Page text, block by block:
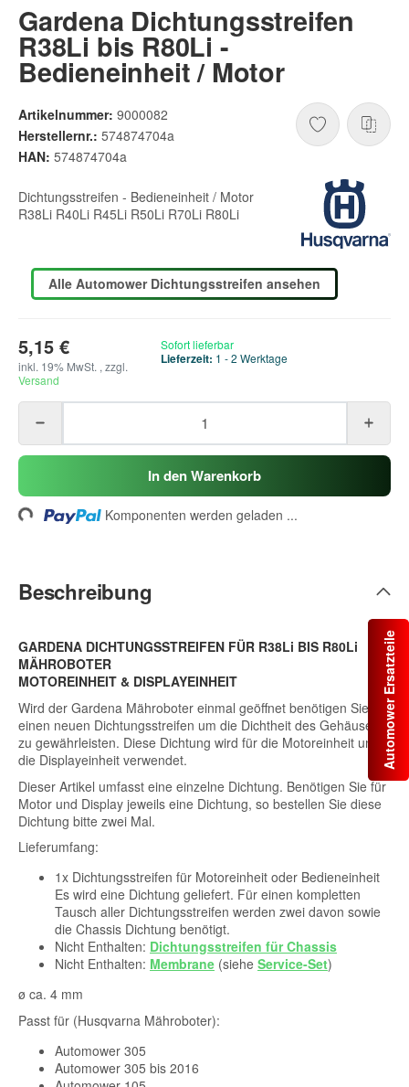
Automower Ersatzteile
Gardena Dichtungsstreifen
R38Li bis R80Li -
Bedieneinheit / Motor
Artikelnummer: 9000082
Herstellernr.: 574874704a
HAN: 574874704a
Dichtungsstreifen - Bedieneinheit / Motor
R38Li R40Li R45Li R50Li R70Li R80Li
Alle Automower Dichtungsstreifen ansehen
5,15 €
inkl. 19% MwSt. , zzgl.
Versand
Sofort lieferbar
Lieferzeit: 1 - 2 Werktage
In den Warenkorb
Komponenten werden geladen ...
Beschreibung
GARDENA DICHTUNGSSTREIFEN FÜR R38Li BIS R80Li
MÄHROBOTER
MOTOREINHEIT & DISPLAYEINHEIT
Wird der Gardena Mähroboter einmal geöffnet benötigen Sie
einen neuen Dichtungsstreifen um die Dichtheit des Gehäuses
zu gewährleisten. Diese Dichtung wird für die Motoreinheit und
die Displayeinheit verwendet.
Dieser Artikel umfasst eine einzelne Dichtung. Benötigen Sie für
Motor und Display jeweils eine Dichtung, so bestellen Sie diese
Dichtung bitte zwei Mal.
Lieferumfang:
1x Dichtungsstreifen für Motoreinheit oder Bedieneinheit
Es wird eine Dichtung geliefert. Für einen kompletten
Tausch aller Dichtungsstreifen werden zwei davon sowie
die Chassis Dichtung benötigt.
Nicht Enthalten: Dichtungsstreifen für Chassis
Nicht Enthalten: Membrane (siehe Service-Set)
ø ca. 4 mm
Passt für (Husqvarna Mähroboter):
Automower 305
Automower 305 bis 2016